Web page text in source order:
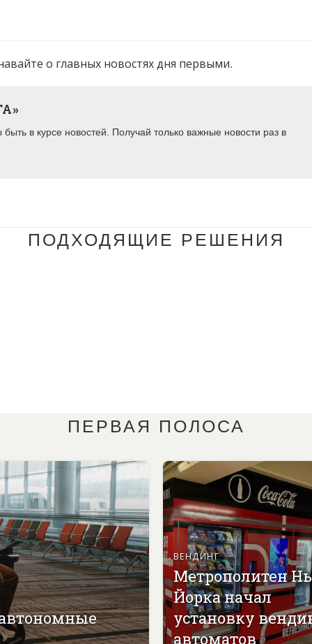
о главных новостях дня первыми.
в курсе новостей. Получай только важные новости раз в
ПОДХОДЯЩИЕ РЕШЕНИЯ
ПЕРВАЯ ПОЛОСА
ВЕНДИНГ
Метрополитен
Йорка начал
установку
автоматов